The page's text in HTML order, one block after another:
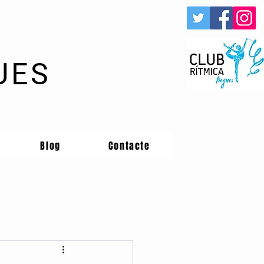
Blog Contacte